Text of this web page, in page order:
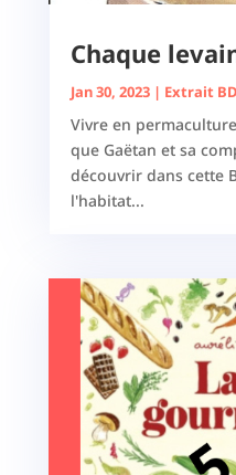
Chaque
Jan 30, 2023| Extrait BD
Vivre en
que Gaëtan et sa
découvrir dans cette
l'habitat...